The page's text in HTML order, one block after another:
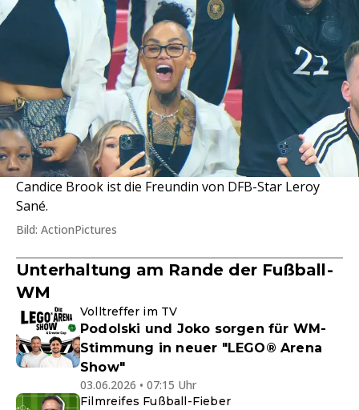
Candice Brook ist die Freundin von DFB-Star Leroy
Sané.
Bild: ActionPictures
Unterhaltung am Rande der Fußball-
WM
Volltreffer im TV
Podolski und Joko sorgen für WM-
Stimmung in neuer "LEGO® Arena
Show"
03.06.2026 • 07:15 Uhr
Filmreifes Fußball-Fieber